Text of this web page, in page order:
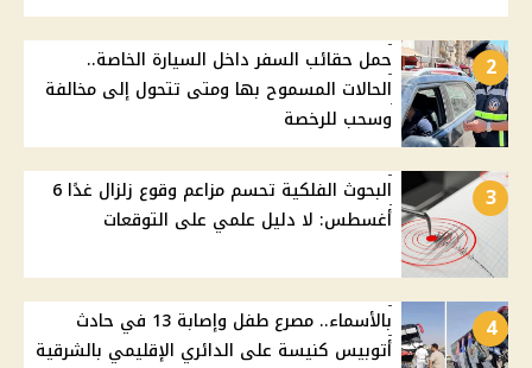
2
حمل حقائب السفر داخل السيارة الخاصة..
الحالات المسموح بها ومتى تتحول إلى مخالفة
وسحب للرخصة
3
البحوث الفلكية تحسم مزاعم وقوع زلزال غدًا 6
أغسطس: لا دليل علمي على التوقعات
4
بالأسماء.. مصرع طفل وإصابة 13 في حادث
أتوبيس كنيسة على الدائري الإقليمي بالشرقية